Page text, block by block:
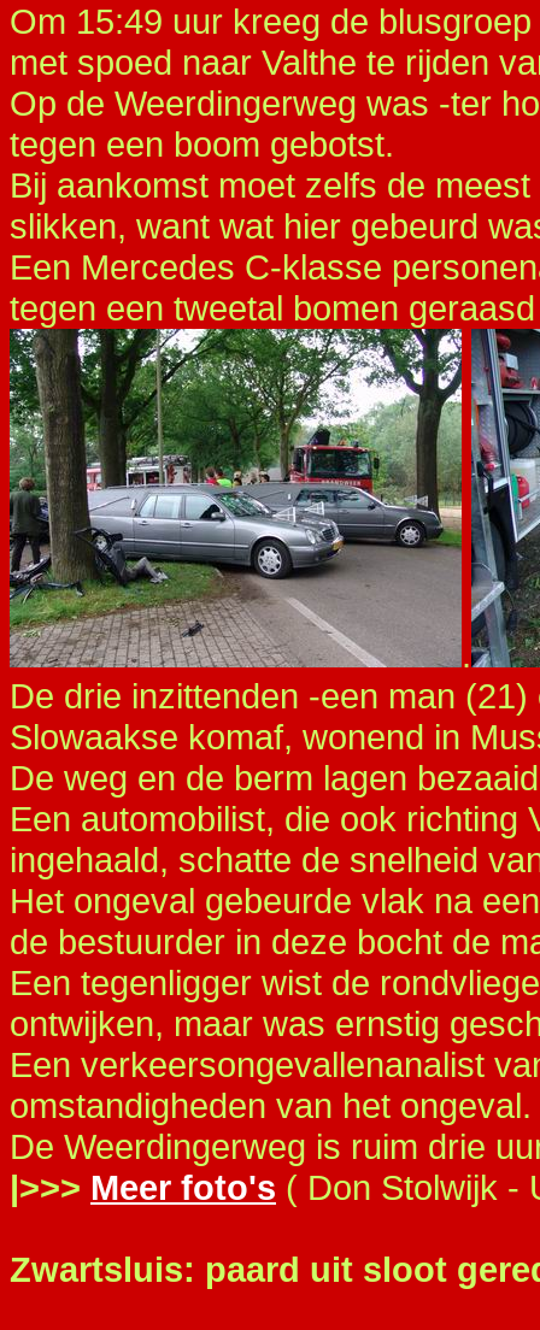
Om 15:49 uur kreeg de
met spoed naar Valthe te rijden
Op de Weerdingerweg was -ter
tegen een boom gebotst.
Bij aankomst moet zelfs de
slikken, want wat hier gebeurd
Een Mercedes C-klasse
tegen een tweetal bomen
.
De drie inzittenden -een man
Slowaakse komaf, wonend in
De weg en de berm lagen
Een automobilist, die ook richting
ingehaald, schatte de snelheid
Het ongeval gebeurde vlak na
de bestuurder in deze bocht de
Een tegenligger wist de
ontwijken, maar was ernstig
Een verkeersongevallenanalist
omstandigheden van het ongeval.
De Weerdingerweg is ruim drie
|>>> Meer foto's ( Don Stolwijk -
Zwartsluis: paard uit sloot